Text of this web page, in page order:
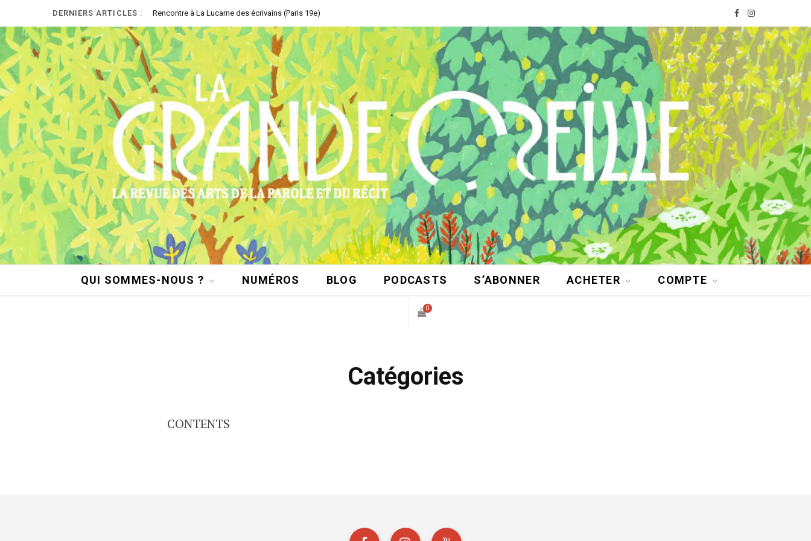
DERNIERS ARTICLES : Rencontre à La Lucarne des écrivains (Paris 19e) F
a
e
b
o
k
I
n
s
t
g
r
a
m
QUI SOMMES-NOUS ? NUMÉROS BLOG PODCASTS S’ABONNER ACHETER COMPTE
0
A
Catégories
CONTENTS